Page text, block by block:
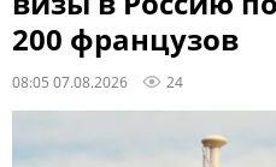
200 французов
08:05 07.08.2026 24